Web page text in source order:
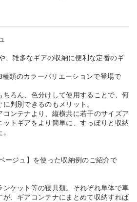
、雑多なギアの収納に便利な定番のギ
類のカラーバリエーションで登場で
ちろん、色分けして使用することで、何
判別できるのもメリット。
コンテナより、縦横共に若干のサイズア
ットギアをより簡単に、すっぽりと収納
ージュ】を使った収納例のご紹介で
ンケット等の寝具類。それぞれ単体で車
が、ギアコンテナにまとめて収納すれば